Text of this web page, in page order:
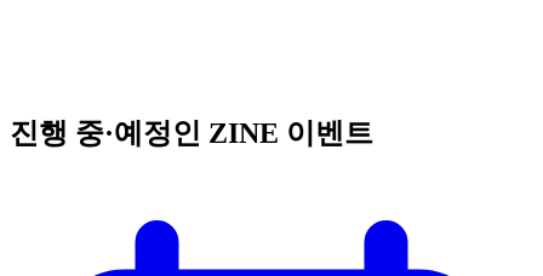
진행 중·예정인 ZINE 이벤트